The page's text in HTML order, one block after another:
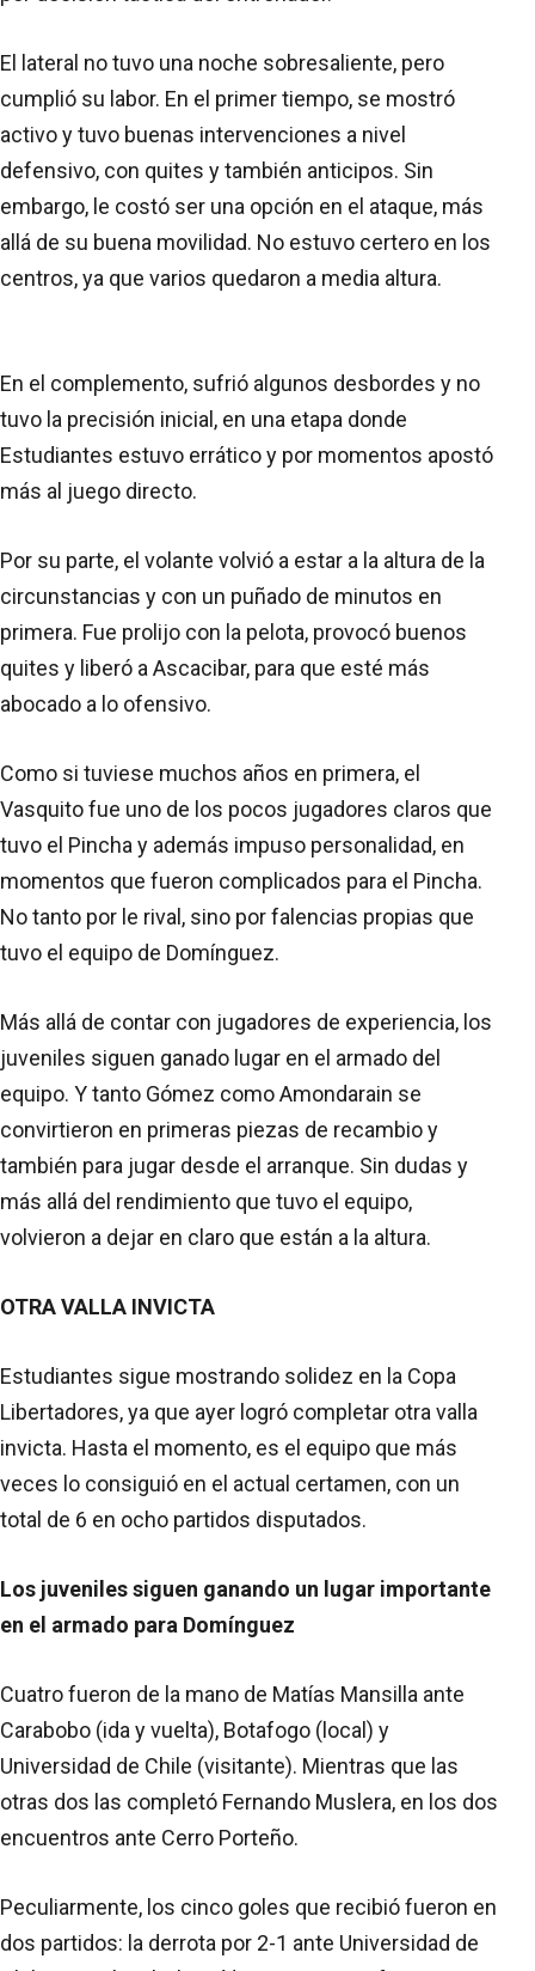
El lateral no tuvo una noche sobresaliente, pero
cumplió su labor. En el primer tiempo, se mostró
activo y tuvo buenas intervenciones a nivel
defensivo, con quites y también anticipos. Sin
embargo, le costó ser una opción en el ataque, más
allá de su buena movilidad. No estuvo certero en los
centros, ya que varios quedaron a media altura.
En el complemento, sufrió algunos desbordes y no
tuvo la precisión inicial, en una etapa donde
Estudiantes estuvo errático y por momentos apostó
más al juego directo.
Por su parte, el volante volvió a estar a la altura de la
circunstancias y con un puñado de minutos en
primera. Fue prolijo con la pelota, provocó buenos
quites y liberó a Ascacibar, para que esté más
abocado a lo ofensivo.
Como si tuviese muchos años en primera, el
Vasquito fue uno de los pocos jugadores claros que
tuvo el Pincha y además impuso personalidad, en
momentos que fueron complicados para el Pincha.
No tanto por le rival, sino por falencias propias que
tuvo el equipo de Domínguez.
Más allá de contar con jugadores de experiencia, los
juveniles siguen ganado lugar en el armado del
equipo. Y tanto Gómez como Amondarain se
convirtieron en primeras piezas de recambio y
también para jugar desde el arranque. Sin dudas y
más allá del rendimiento que tuvo el equipo,
volvieron a dejar en claro que están a la altura.
OTRA VALLA INVICTA
Estudiantes sigue mostrando solidez en la Copa
Libertadores, ya que ayer logró completar otra valla
invicta. Hasta el momento, es el equipo que más
veces lo consiguió en el actual certamen, con un
total de 6 en ocho partidos disputados.
Los juveniles siguen ganando un lugar importante
en el armado para Domínguez
Cuatro fueron de la mano de Matías Mansilla ante
Carabobo (ida y vuelta), Botafogo (local) y
Universidad de Chile (visitante). Mientras que las
otras dos las completó Fernando Muslera, en los dos
encuentros ante Cerro Porteño.
Peculiarmente, los cinco goles que recibió fueron en
dos partidos: la derrota por 2-1 ante Universidad de